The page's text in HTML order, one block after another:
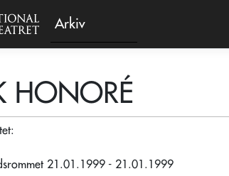
Arkiv
HONORÉ
21.01.1999 - 21.01.1999